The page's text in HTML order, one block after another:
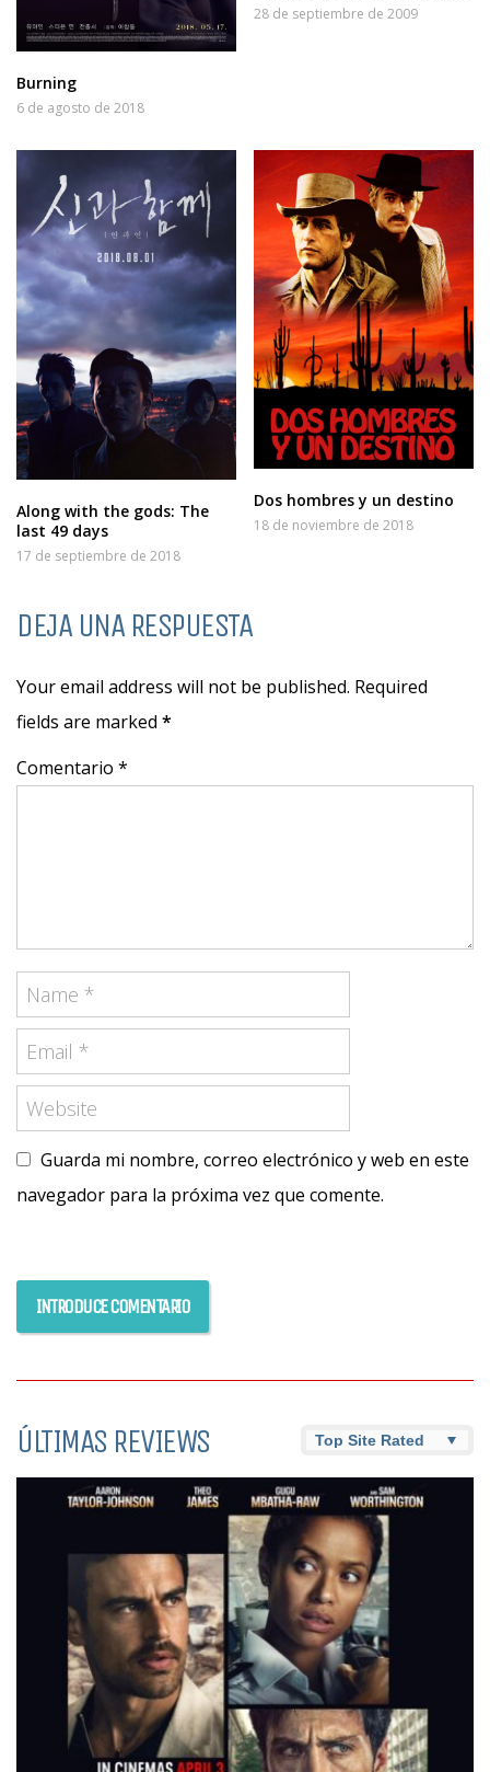
Burning
6 de agosto de 2018
28 de septiembre de 2009
Along with the gods: The
last 49 days
17 de septiembre de 2018
Dos hombres y un destino
18 de noviembre de 2018
DEJA UNA RESPUESTA
Your email address will not be published. Required
fields are marked *
Comentario *
Guarda mi nombre, correo electrónico y web en este
navegador para la próxima vez que comente.
ÚLTIMAS REVIEWS